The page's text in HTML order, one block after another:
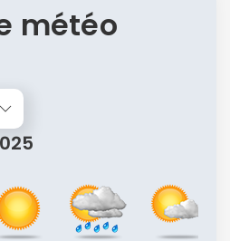
météo